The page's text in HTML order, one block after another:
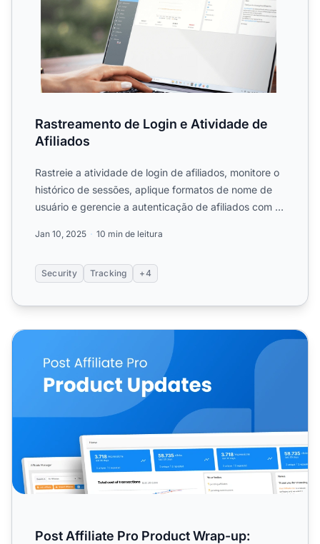
Rastreamento de Login e Atividade de
Afiliados
Rastreie a atividade de login de afiliados, monitore o
histórico de sessões, aplique formatos de nome de
usuário e gerencie a autenticação de afiliados com o
Jan 10, 2025 10 min de leitura
Security Tracking +4
Post Affiliate Pro Product Wrap-up: Novos Recursos
Post Affiliate Pro Product Wrap-up: